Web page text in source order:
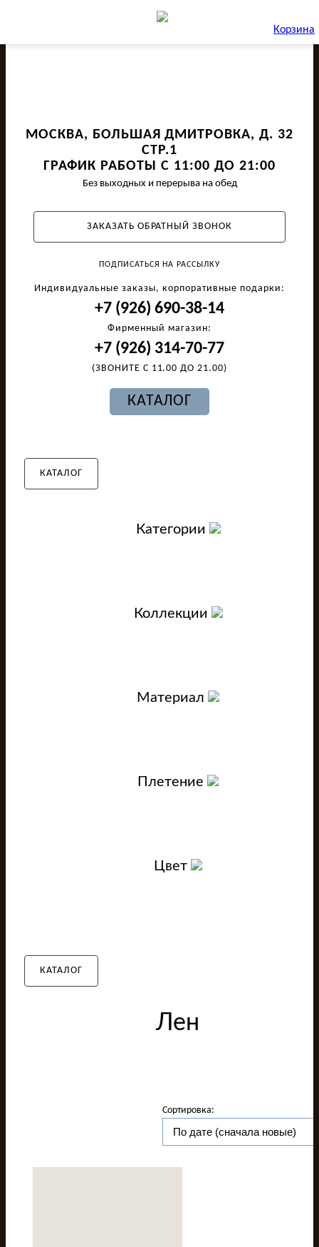
МОСКВА, БОЛЬШАЯ ДМИТРОВКА, Д. 32
СТР.1
ГРАФИК РАБОТЫ С 11:00 ДО 21:00
Без выходных и перерыва на обед
ЗАКАЗАТЬ ОБРАТНЫЙ ЗВОНОК
ПОДПИСАТЬСЯ НА РАССЫЛКУ
Индивидуальные заказы, корпоративные подарки:
+7 (926) 690-38-14
Фирменный магазин:
+7 (926) 314-70-77
(ЗВОНИТЕ С 11.00 ДО 21.00)
КАТАЛОГ
Корзина
КАТАЛОГ
Категории
Коллекции
Материал
Плетение
Цвет
КАТАЛОГ
Лен
Сортировка: